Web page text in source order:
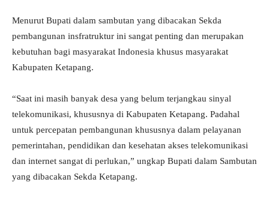
Menurut Bupati dalam sambutan yang dibacakan Sekda
pembangunan insfratruktur ini sangat penting dan merupakan
kebutuhan bagi masyarakat Indonesia khusus masyarakat
Kabupaten Ketapang.
“Saat ini masih banyak desa yang belum terjangkau sinyal
telekomunikasi, khususnya di Kabupaten Ketapang. Padahal
untuk percepatan pembangunan khususnya dalam pelayanan
pemerintahan, pendidikan dan kesehatan akses telekomunikasi
dan internet sangat di perlukan,” ungkap Bupati dalam Sambutan
yang dibacakan Sekda Ketapang.